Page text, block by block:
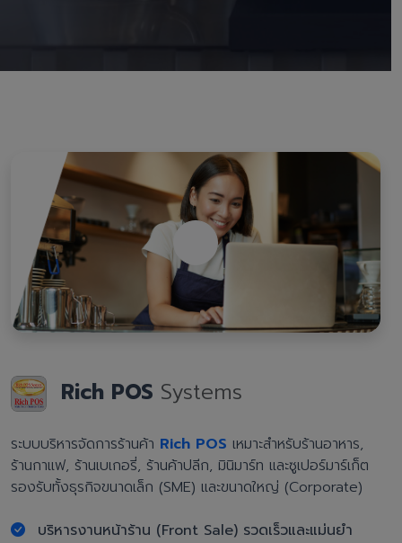
Rich POS Systems
ระบบบริหารจัดการร้านค้า Rich POS เหมาะสำหรับร้านอาหาร,
ร้านกาแฟ, ร้านเบเกอรี่, ร้านค้าปลีก, มินิมาร์ท และซูเปอร์มาร์เก็ต
รองรับทั้งธุรกิจขนาดเล็ก (SME) และขนาดใหญ่ (Corporate)
บริหารงานหน้าร้าน (Front Sale) รวดเร็วและแม่นยำ